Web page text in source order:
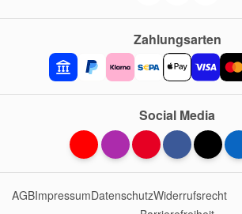
Zahlungsarten
Social Media
AGBImpressumDatenschutzWiderrufsrecht